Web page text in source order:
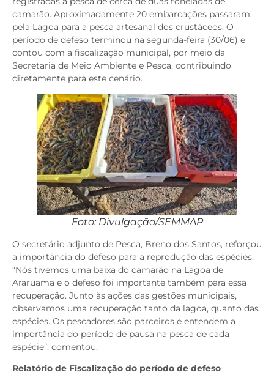
camarão. Aproximadamente 20 embarcações passaram
pela Lagoa para a pesca artesanal dos crustáceos. O
período de defeso terminou na segunda-feira (30/06) e
contou com a fiscalização municipal, por meio da
Secretaria de Meio Ambiente e Pesca, contribuindo
diretamente para este cenário.
Foto: Divulgação/SEMMAP
O secretário adjunto de Pesca, Breno dos Santos, reforçou
a importância do defeso para a reprodução das espécies.
“Nós tivemos uma baixa do camarão na Lagoa de
Araruama e o defeso foi importante também para essa
recuperação. Junto às ações das gestões municipais,
observamos uma recuperação tanto da lagoa, quanto das
espécies. Os pescadores são parceiros e entendem a
importância do período de pausa na pesca de cada
espécie”, comentou.
Relatório de Fiscalização do período de defeso